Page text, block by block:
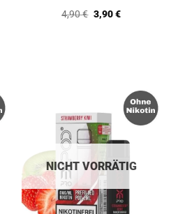
Bewertet
mit 5 von
4,90€ Ursprünglicher
Preis
3,90€Aktueller
NICHT VORRÄTIG